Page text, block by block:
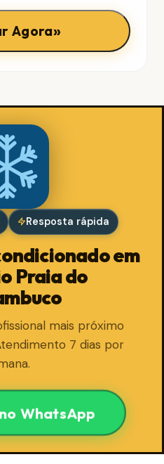
Agora»
Resposta rápida
em
Praia do
mais próximo
7 dias por
WhatsApp